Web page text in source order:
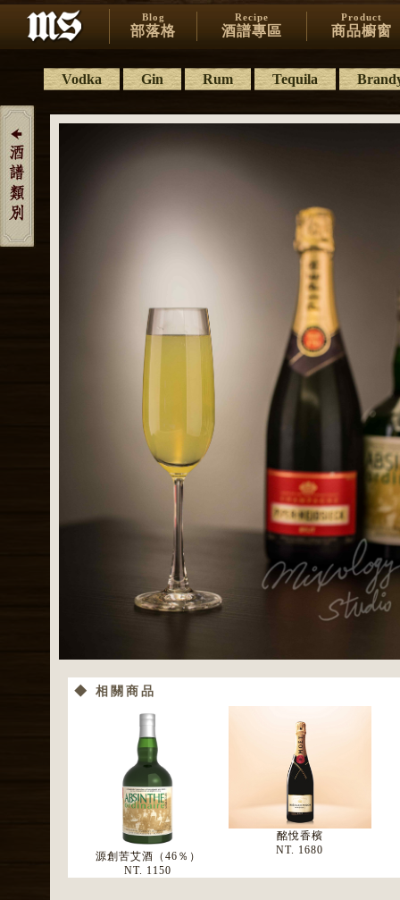
Blog
部落格
Recipe
酒譜專區
Product
商品櫥窗
Vodka Gin Rum Tequila
◆ 相關商品
源創苦艾酒（46％）
NT. 1150
酩悅香檳
NT. 1680